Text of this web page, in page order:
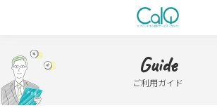
Guide
ご利用ガイド